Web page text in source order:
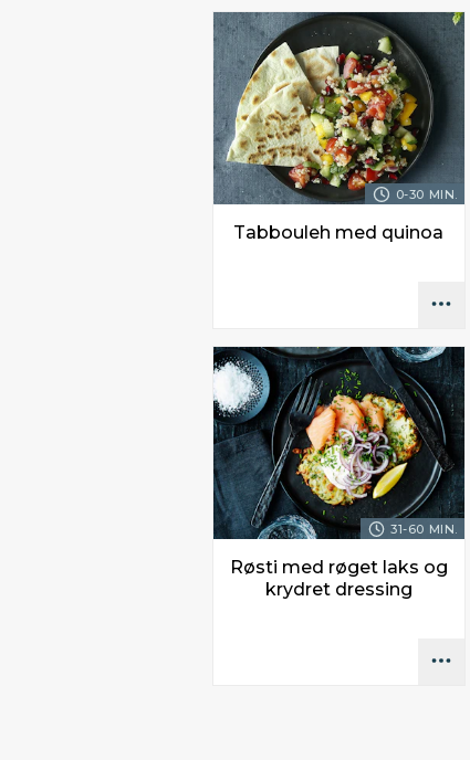
0-30 MIN.
Tabbouleh med quinoa
31-60 MIN.
Røsti med røget laks og
krydret dressing